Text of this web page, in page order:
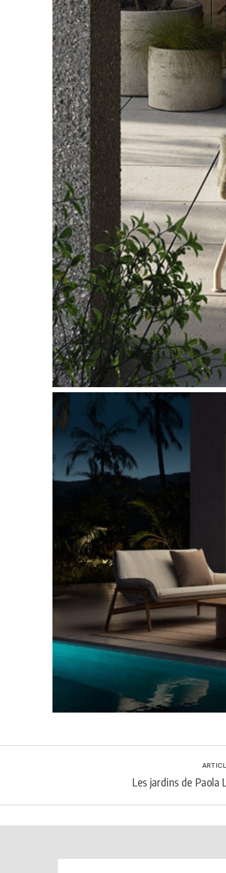
Les jardins de Paola